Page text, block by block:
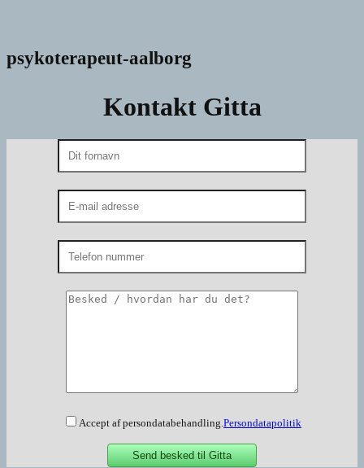
psykoterapeut-aalborg
Kontakt Gitta
Accept af persondatabehandling.Persondatapolitik